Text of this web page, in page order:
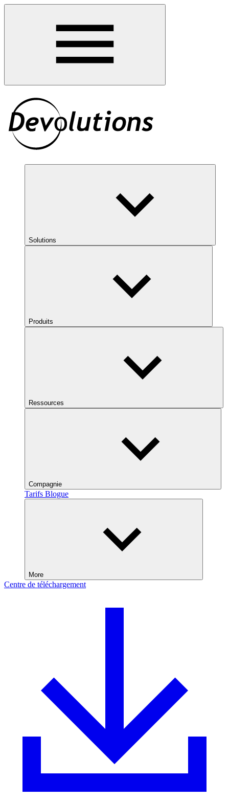
Solutions
Produits
Ressources
Compagnie
Tarifs Blogue
More
Centre de téléchargement